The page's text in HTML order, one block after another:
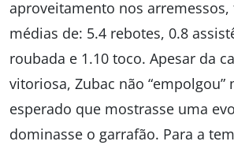
aproveitamento nos arremessos,
médias de: 5.4 rebotes, 0.8
roubada e 1.10 toco. Apesar da
vitoriosa, Zubac não “empolgou”
esperado que mostrasse uma
dominasse o garrafão. Para a